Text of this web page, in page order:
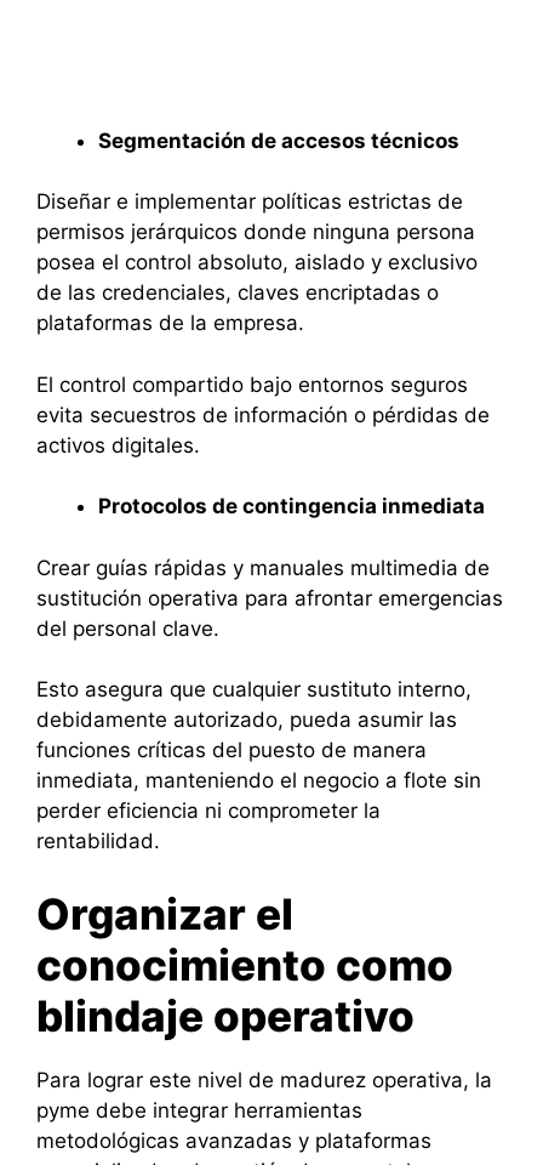
Segmentación de accesos técnicos
Diseñar e implementar políticas estrictas de
permisos jerárquicos donde ninguna persona
posea el control absoluto, aislado y exclusivo
de las credenciales, claves encriptadas o
plataformas de la empresa.
El control compartido bajo entornos seguros
evita secuestros de información o pérdidas de
activos digitales.
Protocolos de contingencia inmediata
Crear guías rápidas y manuales multimedia de
sustitución operativa para afrontar emergencias
del personal clave.
Esto asegura que cualquier sustituto interno,
debidamente autorizado, pueda asumir las
funciones críticas del puesto de manera
inmediata, manteniendo el negocio a flote sin
perder eficiencia ni comprometer la
rentabilidad.
Organizar el
conocimiento como
blindaje operativo
Para lograr este nivel de madurez operativa, la
pyme debe integrar herramientas
metodológicas avanzadas y plataformas